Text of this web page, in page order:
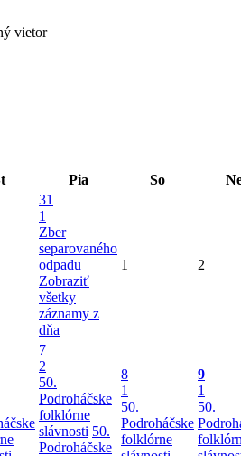
vietor
Pia So
31
1
Zber
separovaného
odpadu
Zobraziť
všetky
záznamy z
dňa
1 2
7
2
50.
Podroháčske
folklórne
slávnosti 50.
Podroháčske
8
1
50.
Podroháčske
folklórne
9
1
50.